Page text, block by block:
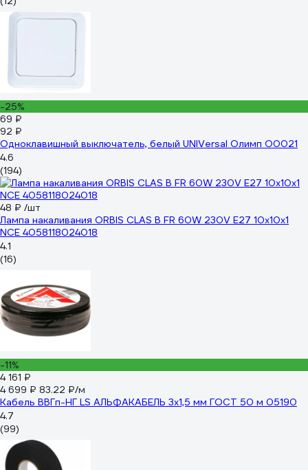
-25%
69 ₽
92 ₽
Одноклавишный выключатель, белый UNIVersal Олимп О0021
4.6
(194)
48 ₽ /шт
Лампа накаливания ORBIS CLAS B FR 60W 230V E27 10x10x1
NCE 4058118024018
4.1
(16)
-11%
4 161 ₽
4 699 ₽ 83.22 ₽/м
Кабель ВВГп-НГ LS АЛЬФАКАБЕЛЬ 3х1,5 мм ГОСТ 50 м 05190
4.7
(99)